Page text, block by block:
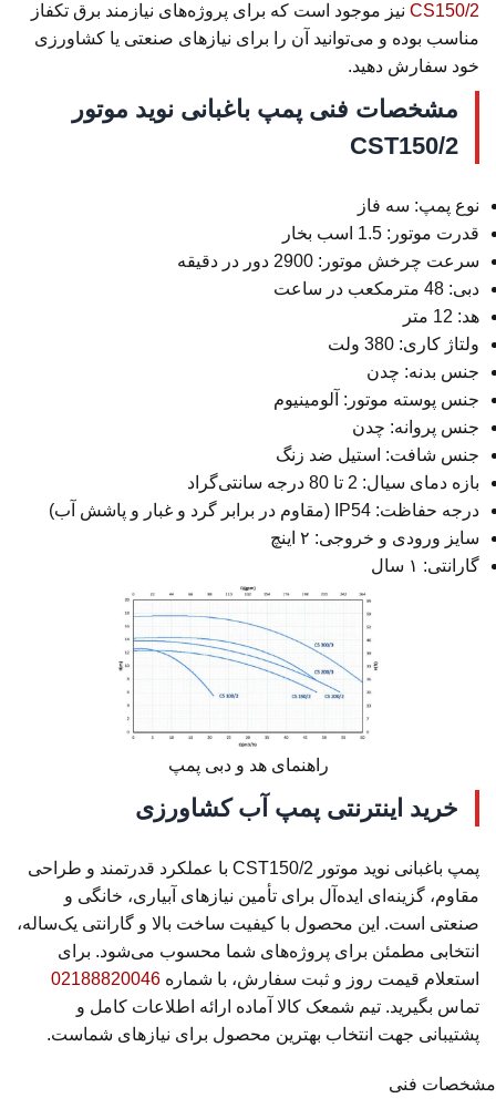
CS150/2 نیز موجود است که برای پروژه‌های نیازمند برق تکفاز
مناسب بوده و می‌توانید آن را برای نیازهای صنعتی یا کشاورزی
خود سفارش دهید.
مشخصات فنی پمپ باغبانی نوید موتور
CST150/2
نوع پمپ: سه فاز
قدرت موتور: 1.5 اسب بخار
سرعت چرخش موتور: 2900 دور در دقیقه
دبی: 48 مترمکعب در ساعت
هد: 12 متر
ولتاژ کاری: 380 ولت
جنس بدنه: چدن
جنس پوسته موتور: آلومینیوم
جنس پروانه: چدن
جنس شافت: استیل ضد زنگ
بازه دمای سیال: 2 تا 80 درجه سانتی‌گراد
درجه حفاظت: IP54 (مقاوم در برابر گرد و غبار و پاشش آب)
سایز ورودی و خروجی: ۲ اینچ
گارانتی: ۱ سال
راهنمای هد و دبی پمپ
خرید اینترنتی پمپ آب کشاورزی
پمپ باغبانی نوید موتور CST150/2 با عملکرد قدرتمند و طراحی
مقاوم، گزینه‌ای ایده‌آل برای تأمین نیازهای آبیاری، خانگی و
صنعتی است. این محصول با کیفیت ساخت بالا و گارانتی یک‌ساله،
انتخابی مطمئن برای پروژه‌های شما محسوب می‌شود. برای
استعلام قیمت روز و ثبت سفارش، با شماره 02188820046
تماس بگیرید. تیم شمعک کالا آماده ارائه اطلاعات کامل و
پشتیبانی جهت انتخاب بهترین محصول برای نیازهای شماست.
مشخصات فنی